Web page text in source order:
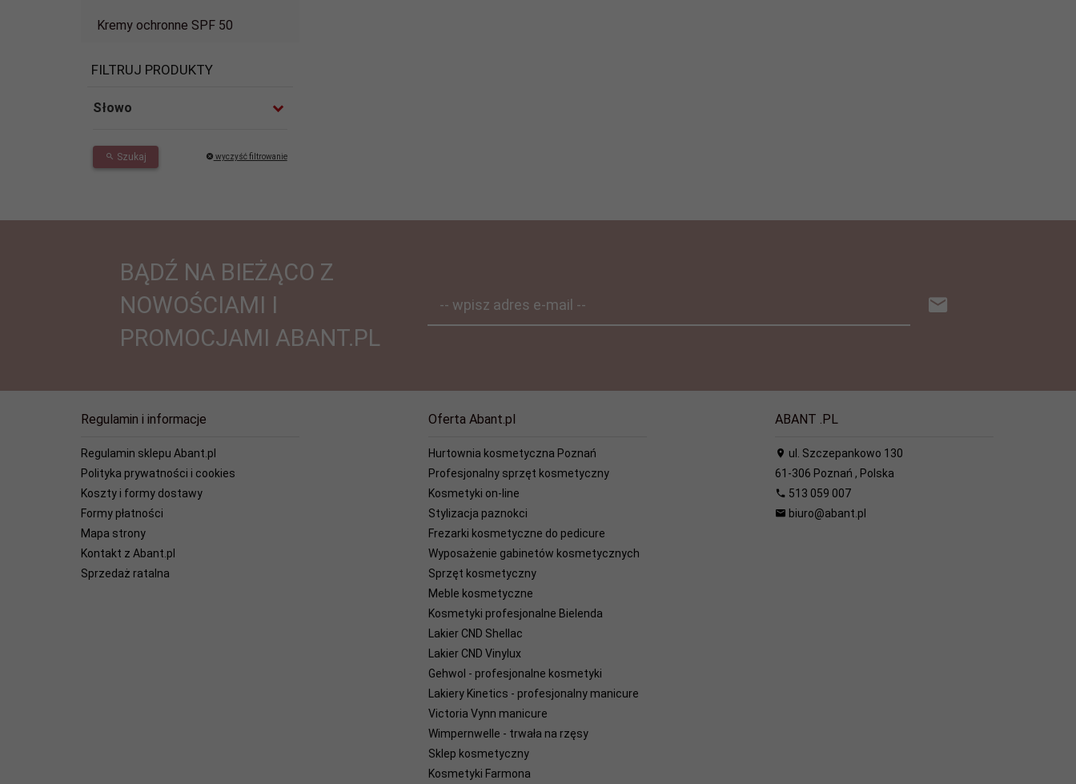
Kremy ochronne SPF 50
FILTRUJ PRODUKTY
Słowo
Szukaj wyczyść filtrowanie
BĄDŹ NA BIEŻĄCO Z
NOWOŚCIAMI I
PROMOCJAMI ABANT.PL
-- wpisz adres e-mail --
Regulamin i informacje
Regulamin sklepu Abant.pl
Polityka prywatności i cookies
Koszty i formy dostawy
Formy płatności
Mapa strony
Kontakt z Abant.pl
Sprzedaż ratalna
Oferta Abant.pl
Hurtownia kosmetyczna Poznań
Profesjonalny sprzęt kosmetyczny
Kosmetyki on-line
Stylizacja paznokci
Frezarki kosmetyczne do pedicure
Wyposażenie gabinetów kosmetycznych
Sprzęt kosmetyczny
Meble kosmetyczne
Kosmetyki profesjonalne Bielenda
Lakier CND Shellac
Lakier CND Vinylux
Gehwol - profesjonalne kosmetyki
Lakiery Kinetics - profesjonalny manicure
Victoria Vynn manicure
Wimpernwelle - trwała na rzęsy
Sklep kosmetyczny
Kosmetyki Farmona
ABANT .PL
ul. Szczepankowo 130
61-306 Poznań , Polska
513 059 007
biuro@abant.pl